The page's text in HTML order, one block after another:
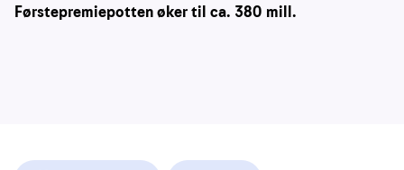
Førstepremiepotten øker til ca. 380 mill.